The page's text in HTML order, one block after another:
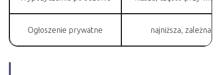
Ogłoszenie prywatne najniższa, zależna